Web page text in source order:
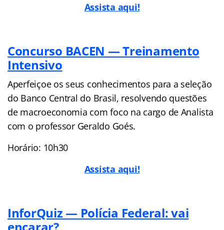
Assista aqui!
Concurso BACEN — Treinamento
Intensivo
Aperfeiçoe os seus conhecimentos para a seleção
do Banco Central do Brasil, resolvendo questões
de macroeconomia com foco na cargo de Analista
com o professor Geraldo Goés.
Horário: 10h30
Assista aqui!
InforQuiz — Polícia Federal: vai
encarar?